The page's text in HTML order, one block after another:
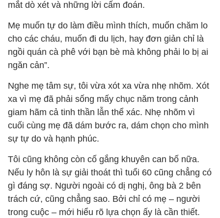
mắt dò xét và những lời cấm đoán.
Mẹ muốn tự do làm điều mình thích, muốn chăm lo
cho các cháu, muốn đi du lịch, hay đơn giản chỉ là
ngồi quán cà phê với bạn bè mà không phải lo bị ai
ngăn cản”.
Nghe mẹ tâm sự, tôi vừa xót xa vừa nhẹ nhõm. Xót
xa vì mẹ đã phải sống mấy chục năm trong cảnh
giam hãm cả tinh thần lẫn thể xác. Nhẹ nhõm vì
cuối cùng mẹ đã dám bước ra, dám chọn cho mình
sự tự do và hạnh phúc.
Tôi cũng không còn cố gắng khuyên can bố nữa.
Nếu ly hôn là sự giải thoát thì tuổi 60 cũng chẳng có
gì đáng sợ. Người ngoài có dị nghị, ông bà 2 bên
trách cứ, cũng chẳng sao. Bởi chỉ có mẹ – người
trong cuộc – mới hiểu rõ lựa chọn ấy là cần thiết.